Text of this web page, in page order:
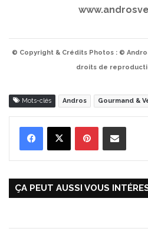
© Copyright & Crédits Photos : ©
droits de
Mots-clés Andros Gourmand &
ÇA PEUT AUSSI VOUS